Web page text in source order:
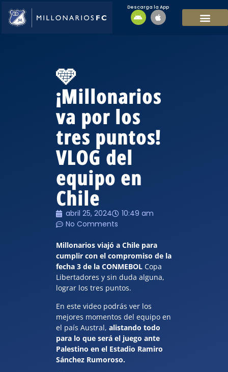
Descarga la App
🩵
¡Millonarios
va por los
tres puntos!
VLOG del
equipo en
Chile
abril 25, 2024
10:49 am
No Comments
Millonarios viajó a Chile para
cumplir con el compromiso de la
fecha 3 de la CONMEBOL Copa
Libertadores y sin duda alguna,
lograr los tres puntos.
En este video podrás ver los
mejores momentos del equipo en
el país Austral, alistando todo
para lo que será el juego ante
Palestino en el Estadio Ramiro
Sánchez Rumoroso.